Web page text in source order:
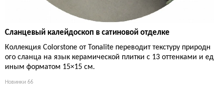
Сланцевый калейдоскоп в сатиновой отделке
Коллекция Colorstone от Tonalite переводит текстуру природн
ого сланца на язык керамической плитки с 13 оттенками и ед
иным форматом 15×15 см.
Новинки 66